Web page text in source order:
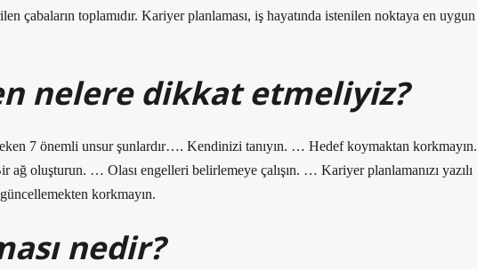
çabaların toplamıdır. Kariyer planlaması, iş hayatında istenilen noktaya en uygun
nelere dikkat etmeliyiz?
7 önemli unsur şunlardır…. Kendinizi tanıyın. … Hedef koymaktan korkmayın.
oluşturun. … Olası engelleri belirlemeye çalışın. … Kariyer planlamanızı yazılı
korkmayın.
nedir?